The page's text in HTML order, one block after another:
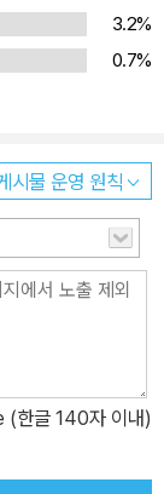
동하거나 민중의
들이 바라던 영웅
로운 인물이 탄
홍길동전》을 만나
동전》을 지은 허
미를 더해 줍니
회의 부조리를 몸
균은 인재를 골
라의 주인이라 주
3.2%
0.7%
시물 운영 원칙
한글 140자 이내)